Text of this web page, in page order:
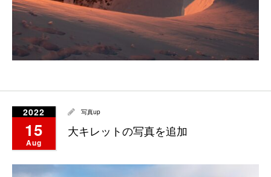
2022
15
Aug
写真up
大キレットの写真を追加